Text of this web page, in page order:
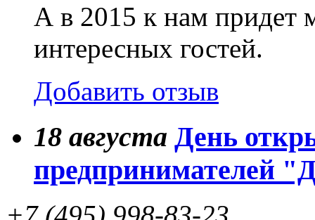
А в 2015 к нам придет
интересных гостей.
Добавить отзыв
18 августа День
предпринимателей